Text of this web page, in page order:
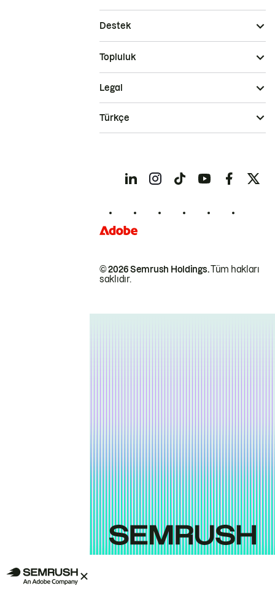
Destek
Topluluk
© 2026 Semrush Holdings.Tüm hakları
saklıdır.
Legal
Türkçe